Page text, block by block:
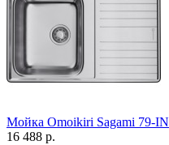
Мойка Omoikiri Sagami 79-IN
16 488 р.